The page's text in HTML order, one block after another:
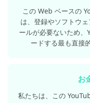
この Web ベースの
は、登録やソフトウ
ールが必要ないため、
ードする最も直接
お
私たちは、この